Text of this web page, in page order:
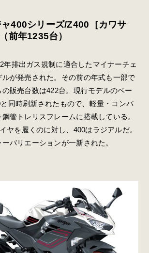
400シリーズ/Z400［カワサ
前年1235台）
年排出ガス規制に適合したマイナーチェ
ルが発売された。その前の年式も一部で
販売台数は422台。現行モデルのベー
同時刷新されたもので、軽量・コンパ
管トレリスフレームに搭載している。
ヤを履くのに対し、400はラジアルだ。
バリエーションが一新された。